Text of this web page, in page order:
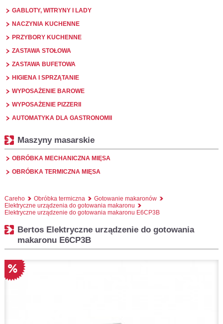
GABLOTY, WITRYNY I LADY
NACZYNIA KUCHENNE
PRZYBORY KUCHENNE
ZASTAWA STOŁOWA
ZASTAWA BUFETOWA
HIGIENA I SPRZĄTANIE
WYPOSAŻENIE BAROWE
WYPOSAŻENIE PIZZERII
AUTOMATYKA DLA GASTRONOMII
Maszyny masarskie
OBRÓBKA MECHANICZNA MIĘSA
OBRÓBKA TERMICZNA MIĘSA
Careho Obróbka termiczna
Gotowanie makaronów
Elektryczne urządzenia do gotowania makaronu
Elektryczne urządzenie do gotowania makaronu E6CP3B
Bertos Elektryczne urządzenie do gotowania
makaronu E6CP3B